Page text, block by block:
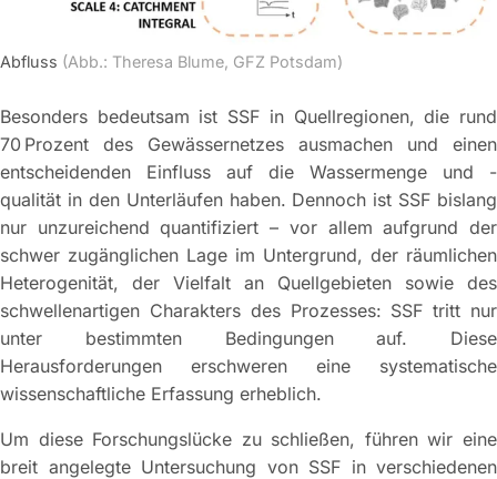
Abfluss (Abb.: Theresa Blume, GFZ Potsdam)
Besonders bedeutsam ist SSF in Quellregionen, die rund
70 Prozent des Gewässernetzes ausmachen und einen
entscheidenden Einfluss auf die Wassermenge und -
qualität in den Unterläufen haben. Dennoch ist SSF bislang
nur unzureichend quantifiziert – vor allem aufgrund der
schwer zugänglichen Lage im Untergrund, der räumlichen
Heterogenität, der Vielfalt an Quellgebieten sowie des
schwellenartigen Charakters des Prozesses: SSF tritt nur
unter bestimmten Bedingungen auf. Diese
Herausforderungen erschweren eine systematische
wissenschaftliche Erfassung erheblich.
Um diese Forschungslücke zu schließen, führen wir eine
breit angelegte Untersuchung von SSF in verschiedenen